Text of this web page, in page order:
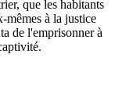
que les habitants
mêmes à la justice
de l'emprisonner à